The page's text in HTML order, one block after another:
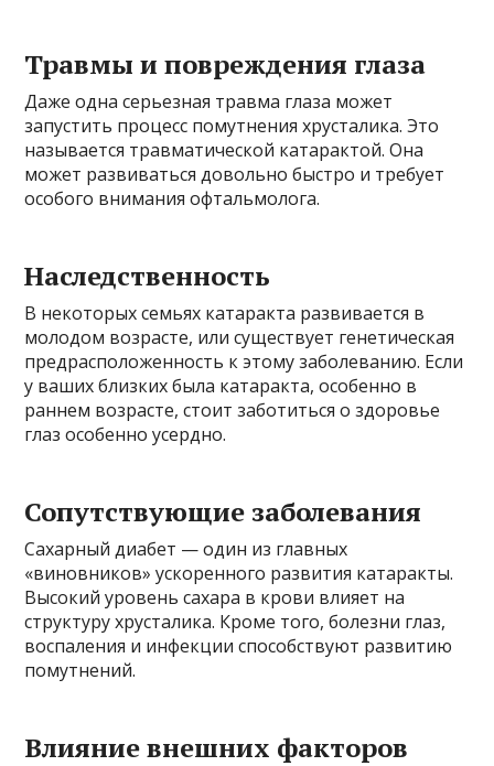
Травмы и повреждения глаза
Даже одна серьезная травма глаза может
запустить процесс помутнения хрусталика. Это
называется травматической катарактой. Она
может развиваться довольно быстро и требует
особого внимания офтальмолога.
Наследственность
В некоторых семьях катаракта развивается в
молодом возрасте, или существует генетическая
предрасположенность к этому заболеванию. Если
у ваших близких была катаракта, особенно в
раннем возрасте, стоит заботиться о здоровье
глаз особенно усердно.
Сопутствующие заболевания
Сахарный диабет — один из главных
«виновников» ускоренного развития катаракты.
Высокий уровень сахара в крови влияет на
структуру хрусталика. Кроме того, болезни глаз,
воспаления и инфекции способствуют развитию
помутнений.
Влияние внешних факторов